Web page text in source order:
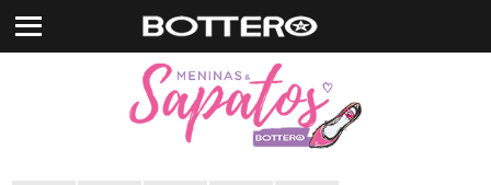
Pular
para